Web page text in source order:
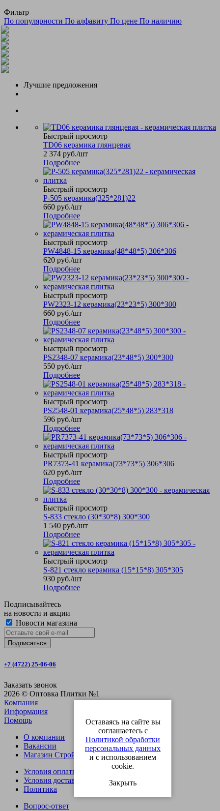
Фильтр
По популярности По алфавиту По цене По наличию
Лучшие предложения
Быстрый просмотр
TD06 керамика глянцевая
2 374 руб./шт
Подробнее
Быстрый просмотр
P-505 керамика(325*281)22
660 руб./шт
Подробнее
Быстрый просмотр
PW4848-15 керамика(48*48*5) 306*306
620 руб./шт
Подробнее
Быстрый просмотр
PW2323-12 керамика(23*23*5) 300*300
660 руб./шт
Подробнее
Быстрый просмотр
PS2348-07 керамика(23*48*5) 300*300
550 руб./шт
Подробнее
Быстрый просмотр
PS2548-01 керамика(25*48*5) 283*318
596 руб./шт
Подробнее
Быстрый просмотр
PR7373-41 керамика(73*73*5) 306*306
620 руб./шт
Подробнее
Быстрый просмотр
S-833 стекло (30*30*8) 300*300
1 540 руб./шт
Подробнее
Быстрый просмотр
S-821 стекло керамика (15*15*8) 305*305
930 руб./шт
Подробнее
Подписывайтесь
на новости и акции
Новости магазина
+7 (4722) 25-06-06
Заказать звонок
2026 © Оптовка Плитки №1
Компания
Информация
Помощь
О компании
Вакансии
Магазин СтройОпт
Условия оплаты
Условия доставки
Политика
Вопрос-ответ
Оставаясь на сайте вы
соглашаетесь с
Политикой обработки
персональных данных
и с использованием
cookie.
Закрыть